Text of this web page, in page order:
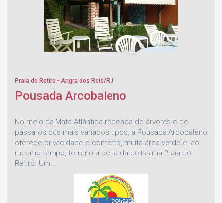
Praia do Retiro - Angra dos Reis/RJ
Pousada Arcobaleno
No meio da Mata Atlântica rodeada de árvores e de
pássaros dos mais variados tipos, a Pousada Arcobaleno
oferece privacidade e conforto, muita área verde e, ao
mesmo tempo, terreno a beira da belíssima Praia do
Retiro. Um...